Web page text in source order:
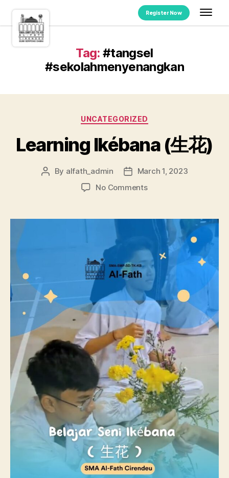
Register Now
Tag: #tangsel
#sekolahmenyenangkan
UNCATEGORIZED
Learning Ikébana (生花)
By alfath_admin
March 1, 2023
No Comments